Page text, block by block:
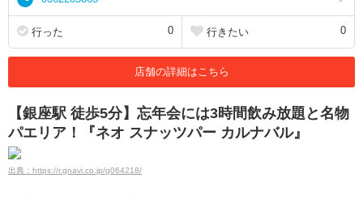
行った 0 行きたい 0
店舗の詳細はこちら
【銀座駅 徒歩5分】忘年会には3時間飲み放題と名物
パエリア！『ネオ スナッツパー カルナバル』
出典：https://r.gnavi.co.jp/g064218/